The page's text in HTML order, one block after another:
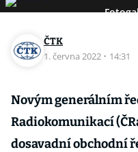
ČTK
1. června 2022 · 14:31
Novým generálním
Radiokomunikací
dosavadní obchodní